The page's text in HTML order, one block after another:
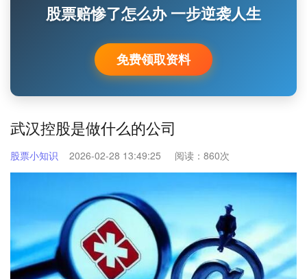
股票赔惨了怎么办 一步逆袭人生
免费领取资料
武汉控股是做什么的公司
股票小知识 2026-02-28 13:49:25 阅读： 860次